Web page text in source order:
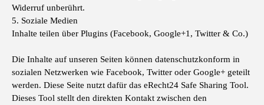
Widerruf unberührt.
5. Soziale Medien
Inhalte teilen über Plugins (Facebook, Google+1, Twitter & Co.)
Die Inhalte auf unseren Seiten können datenschutzkonform in
sozialen Netzwerken wie Facebook, Twitter oder Google+ geteilt
werden. Diese Seite nutzt dafür das eRecht24 Safe Sharing Tool.
Dieses Tool stellt den direkten Kontakt zwischen den